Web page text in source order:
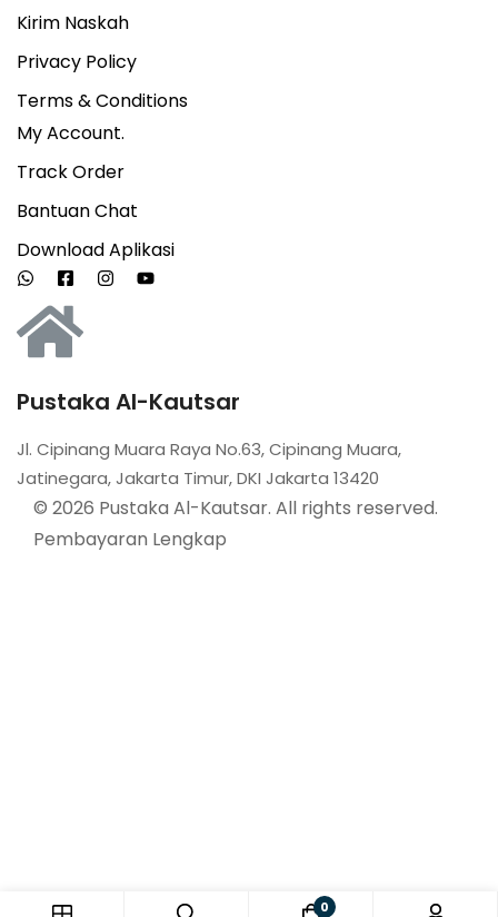
Kirim Naskah
Privacy Policy
Terms & Conditions
My Account.
Track Order
Bantuan Chat
Download Aplikasi
Pustaka Al-Kautsar
Jl. Cipinang Muara Raya No.63, Cipinang Muara,
Jatinegara, Jakarta Timur, DKI Jakarta 13420
© 2026 Pustaka Al-Kautsar. All rights reserved.
Pembayaran Lengkap
0